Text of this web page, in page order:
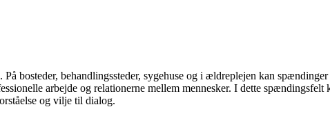
bosteder, behandlingssteder, sygehuse og i ældreplejen kan
arbejde og relationerne mellem mennesker. I dette spændingsfelt
og vilje til dialog.